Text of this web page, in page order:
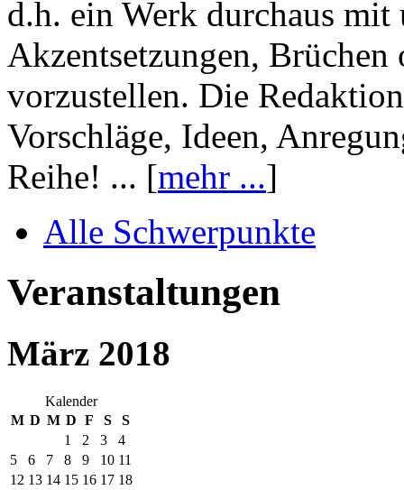
d.h. ein Werk durchaus mit
Akzentsetzungen, Brüchen
vorzustellen. Die
Vorschläge, Ideen,
Reihe! ... [mehr ...]
Alle Schwerpunkte
Veranstaltungen
März 2018
Kalender
M D M D F S
S
1
2 3
4
5
6 7 8 9 10 11
12 13 14 15 16 17 18